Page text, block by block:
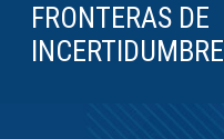
FRONTERAS DE
INCERTIDUMBRE